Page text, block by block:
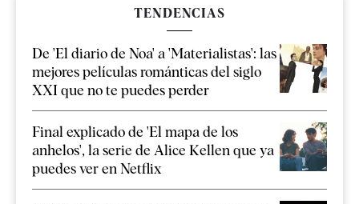
TENDENCIAS
De 'El diario de Noa' a 'Materialistas': las
mejores películas románticas del siglo
XXI que no te puedes perder
Final explicado de 'El mapa de los
anhelos', la serie de Alice Kellen que ya
puedes ver en Netflix